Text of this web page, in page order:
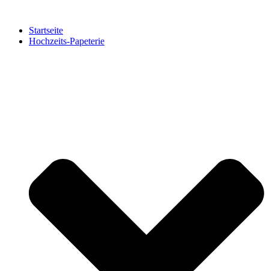
springenStartseite
Hochzeits-Papeterie